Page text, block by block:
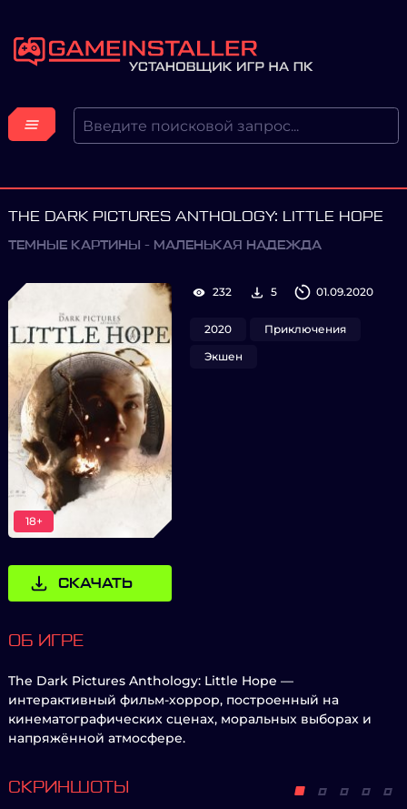
THE DARK PICTURES ANTHOLOGY: LITTLE HOPE
ТЕМНЫЕ КАРТИНЫ - МАЛЕНЬКАЯ НАДЕЖДА
18+
СКАЧАТЬ
232 5 01.09.2020
2020
Приключения
Экшен
ОБ ИГРЕ
The Dark Pictures Anthology: Little Hope —
интерактивный фильм-хоррор, построенный на
кинематографических сценах, моральных выборах и
напряжённой атмосфере.
СКРИНШОТЫ